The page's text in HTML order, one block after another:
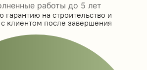
работы до 5 лет
на строительство и
клиентом после завершения